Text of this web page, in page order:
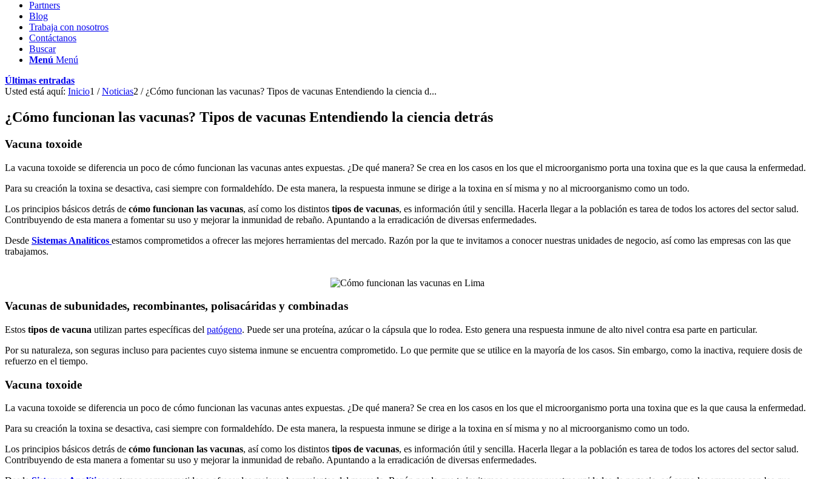
Partners
Blog
Trabaja con nosotros
Contáctanos
Buscar
Menú Menú
Últimas entradas
Usted está aquí: Inicio1 / Noticias2 / ¿Cómo funcionan las vacunas? Tipos de vacunas Entendiendo la ciencia d...
¿Cómo funcionan las vacunas? Tipos de vacunas Entendiendo la ciencia detrás
Vacuna toxoide
La vacuna toxoide se diferencia un poco de cómo funcionan las vacunas antes expuestas. ¿De qué manera? Se crea en los casos en los que el microorganismo porta una toxina que es la que causa la enfermedad.
Para su creación la toxina se desactiva, casi siempre con formaldehído. De esta manera, la respuesta inmune se dirige a la toxina en sí misma y no al microorganismo como un todo.
Los principios básicos detrás de cómo funcionan las vacunas, así como los distintos tipos de vacunas, es información útil y sencilla. Hacerla llegar a la población es tarea de todos los actores del sector salud.
Contribuyendo de esta manera a fomentar su uso y mejorar la inmunidad de rebaño. Apuntando a la erradicación de diversas enfermedades.
Desde Sistemas Analíticos estamos comprometidos a ofrecer las mejores herramientas del mercado. Razón por la que te invitamos a conocer nuestras unidades de negocio, así como las empresas con las que
trabajamos.
Vacunas de subunidades, recombinantes, polisacáridas y combinadas
Estos tipos de vacuna utilizan partes específicas del patógeno. Puede ser una proteína, azúcar o la cápsula que lo rodea. Esto genera una respuesta inmune de alto nivel contra esa parte en particular.
Por su naturaleza, son seguras incluso para pacientes cuyo sistema inmune se encuentra comprometido. Lo que permite que se utilice en la mayoría de los casos. Sin embargo, como la inactiva, requiere dosis de
refuerzo en el tiempo.
Vacuna toxoide
La vacuna toxoide se diferencia un poco de cómo funcionan las vacunas antes expuestas. ¿De qué manera? Se crea en los casos en los que el microorganismo porta una toxina que es la que causa la enfermedad.
Para su creación la toxina se desactiva, casi siempre con formaldehído. De esta manera, la respuesta inmune se dirige a la toxina en sí misma y no al microorganismo como un todo.
Los principios básicos detrás de cómo funcionan las vacunas, así como los distintos tipos de vacunas, es información útil y sencilla. Hacerla llegar a la población es tarea de todos los actores del sector salud.
Contribuyendo de esta manera a fomentar su uso y mejorar la inmunidad de rebaño. Apuntando a la erradicación de diversas enfermedades.